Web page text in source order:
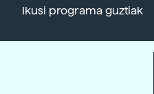
Ikusi programa guztiak